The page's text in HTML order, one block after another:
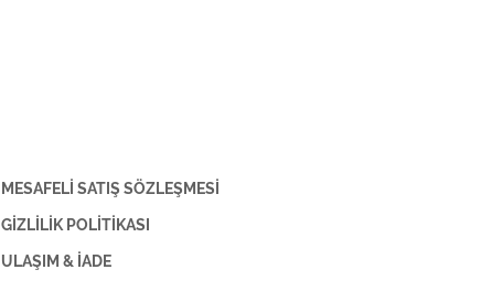
MESAFELİ SATIŞ SÖZLEŞMESİ
GİZLİLİK POLİTİKASI
ULAŞIM & İADE